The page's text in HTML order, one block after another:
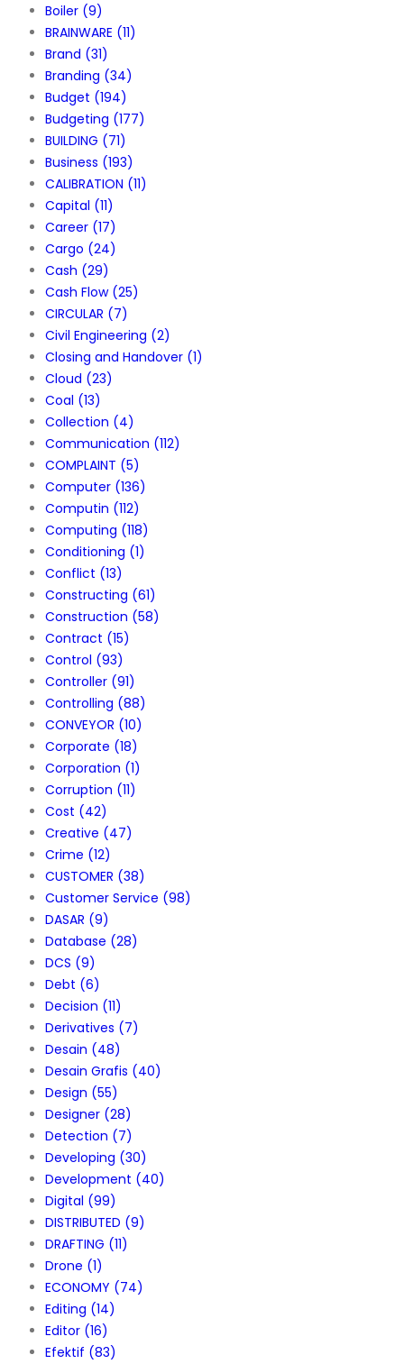
Boiler (9)
BRAINWARE (11)
Brand (31)
Branding (34)
Budget (194)
Budgeting (177)
BUILDING (71)
Business (193)
CALIBRATION (11)
Capital (11)
Career (17)
Cargo (24)
Cash (29)
Cash Flow(25)
CIRCULAR (7)
Civil Engineering (2)
Closing and Handover (1)
Cloud (23)
Coal (13)
Collection (4)
Communication (112)
COMPLAINT (5)
Computer (136)
Computin (112)
Computing (118)
Conditioning (1)
Conflict (13)
Constructing (61)
Construction (58)
Contract (15)
Control (93)
Controller (91)
Controlling (88)
CONVEYOR (10)
Corporate (18)
Corporation (1)
Corruption (11)
Cost (42)
Creative (47)
Crime (12)
CUSTOMER (38)
Customer Service (98)
DASAR (9)
Database (28)
DCS (9)
Debt (6)
Decision (11)
Derivatives (7)
Desain (48)
Desain Grafis (40)
Design (55)
Designer (28)
Detection (7)
Developing (30)
Development (40)
Digital (99)
DISTRIBUTED (9)
DRAFTING (11)
Drone (1)
ECONOMY (74)
Editing (14)
Editor (16)
Efektif (83)